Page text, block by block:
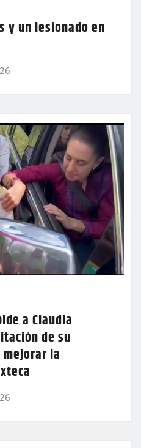
y un lesionado en
a Claudia
de su
la